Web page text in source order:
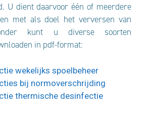
U dient daarvoor één of meerdere
met als doel het verversen van
kunt u diverse soorten
in pdf-format:
wekelijks spoelbeheer
bij normoverschrijding
thermische desinfectie